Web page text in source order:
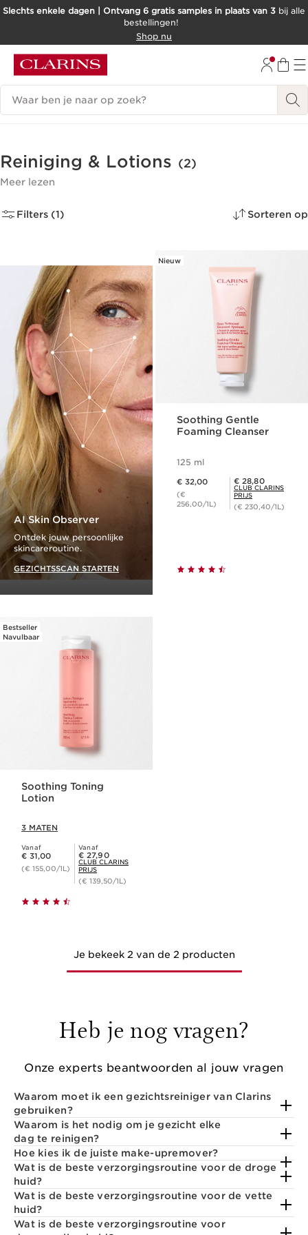
DOORGAAN NAAR INHOUD
Slechts enkele dagen | Ontvang 6 gratis samples in plaats van 3 bij alle
bestellingen!
Shop nu
Zoekgeschiedenis
Reiniging & Lotions (2)
Meer lezen
Filters (1) Sorteren op
AI Skin Observer
Ontdek jouw persoonlijke
skincareroutine.
GEZICHTSSCAN STARTEN
Nieuw
Soothing Gentle
Foaming Cleanser
125 ml
€ 32,00
(€
256,00/1L)
Club Clarins Prijs € 28,80
€ 28,80
CLUB CLARINS
PRIJS
(€ 230,40/1L)
Bestseller
Navulbaar
Soothing Toning
Lotion
3 MATEN
Vanaf
Dit is nu de prijs € 31,00
€ 31,00
(€ 155,00/1L)
Vanaf
Club Clarins Prijs € 27,90
€ 27,90
CLUB CLARINS
PRIJS
(€ 139,50/1L)
Je bekeek 2 van de 2 producten
Heb je nog vragen?
Onze experts beantwoorden al jouw vragen
Waarom moet ik een gezichtsreiniger van Clarins
gebruiken?
Waarom is het nodig om je gezicht elke
dag te reinigen?
Hoe kies ik de juiste make-upremover?
Wat is de beste verzorgingsroutine voor de droge
huid?
Wat is de beste verzorgingsroutine voor de vette
huid?
Wat is de beste verzorgingsroutine voor